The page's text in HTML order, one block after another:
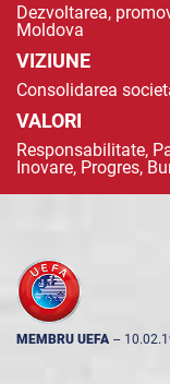
Dezvoltarea,
Moldova
VIZIUNE
Consolidarea
VALORI
Responsabilitate,
Inovare, Progres,
MEMBRU UEFA --